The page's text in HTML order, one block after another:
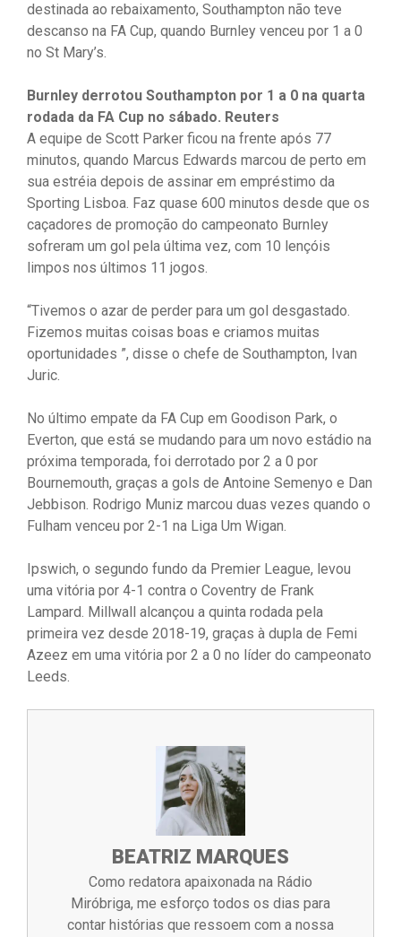
destinada ao rebaixamento, Southampton não teve
descanso na FA Cup, quando Burnley venceu por 1 a 0
no St Mary’s.
Burnley derrotou Southampton por 1 a 0 na quarta
rodada da FA Cup no sábado. Reuters
A equipe de Scott Parker ficou na frente após 77
minutos, quando Marcus Edwards marcou de perto em
sua estréia depois de assinar em empréstimo da
Sporting Lisboa. Faz quase 600 minutos desde que os
caçadores de promoção do campeonato Burnley
sofreram um gol pela última vez, com 10 lençóis
limpos nos últimos 11 jogos.
“Tivemos o azar de perder para um gol desgastado.
Fizemos muitas coisas boas e criamos muitas
oportunidades ”, disse o chefe de Southampton, Ivan
Juric.
No último empate da FA Cup em Goodison Park, o
Everton, que está se mudando para um novo estádio na
próxima temporada, foi derrotado por 2 a 0 por
Bournemouth, graças a gols de Antoine Semenyo e Dan
Jebbison. Rodrigo Muniz marcou duas vezes quando o
Fulham venceu por 2-1 na Liga Um Wigan.
Ipswich, o segundo fundo da Premier League, levou
uma vitória por 4-1 contra o Coventry de Frank
Lampard. Millwall alcançou a quinta rodada pela
primeira vez desde 2018-19, graças à dupla de Femi
Azeez em uma vitória por 2 a 0 no líder do campeonato
Leeds.
BEATRIZ MARQUES
Como redatora apaixonada na Rádio
Miróbriga, me esforço todos os dias para
contar histórias que ressoem com a nossa